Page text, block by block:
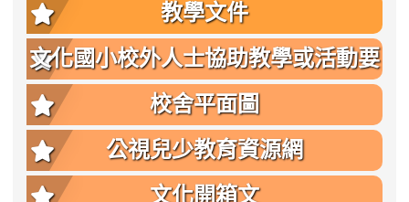
教學文件
文化國小校外人士協助教學或活動要
點
校舍平面圖
公視兒少教育資源網
文化開箱文